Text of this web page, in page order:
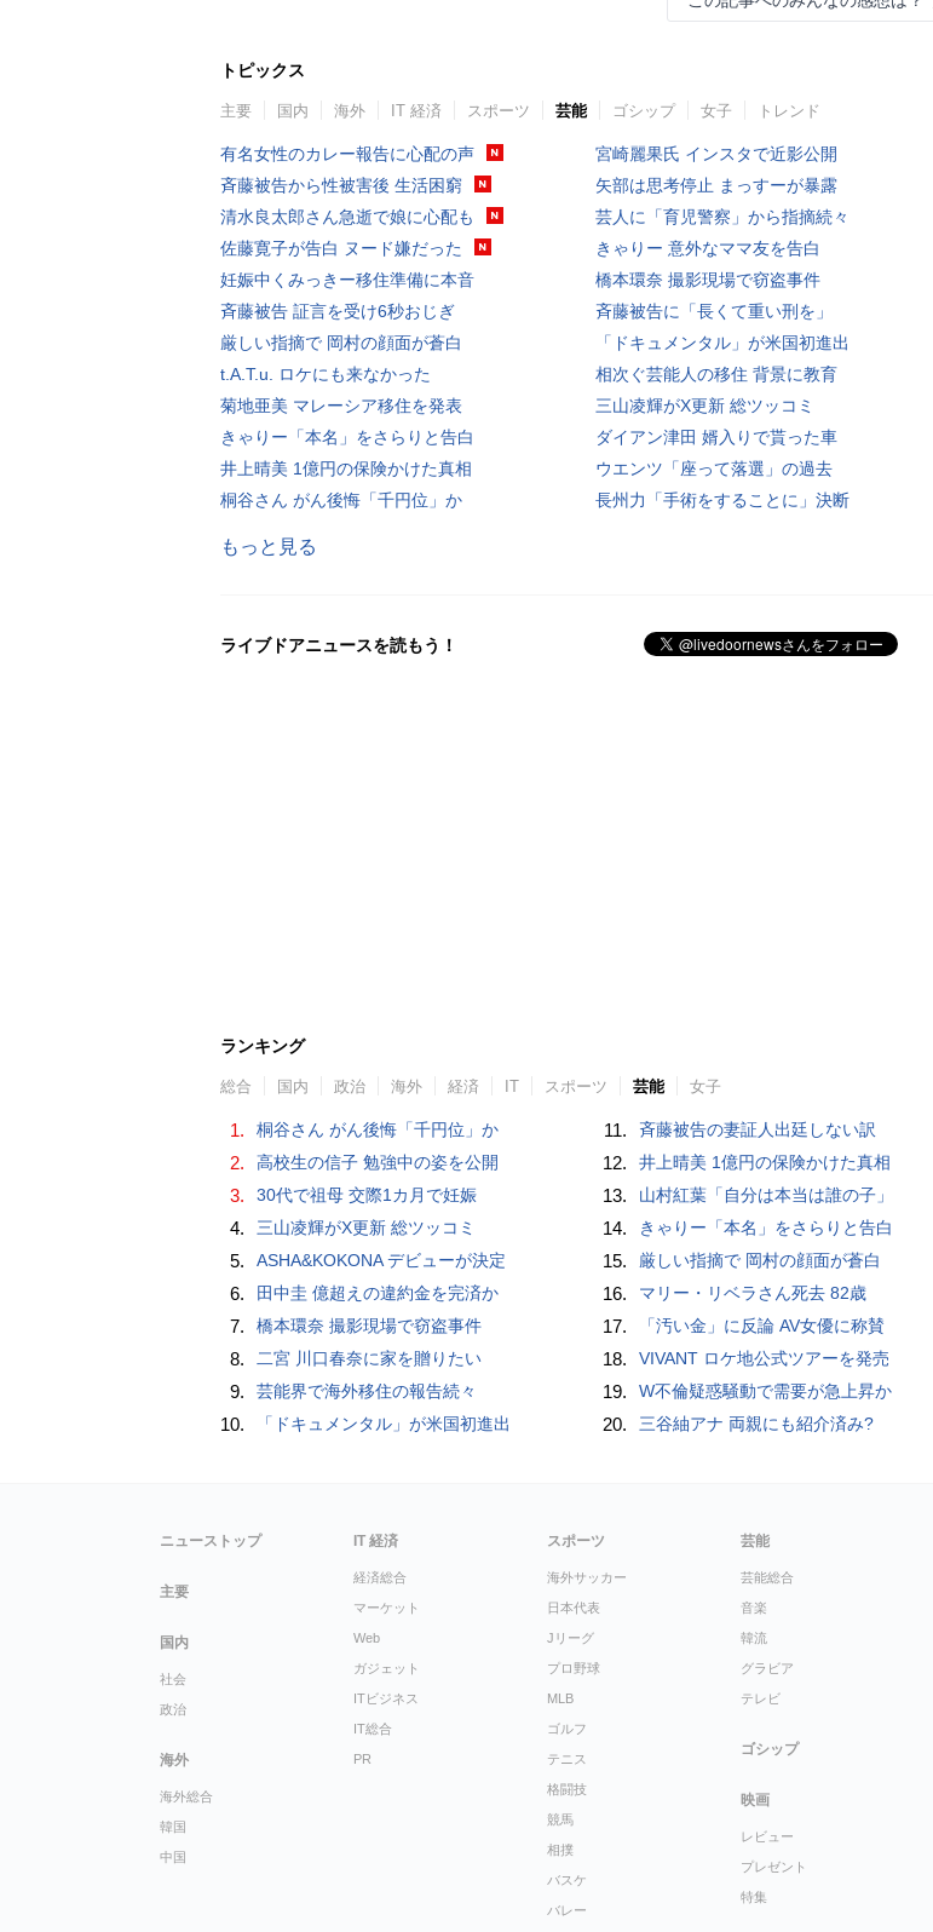
トピックス
主要 国内 海外 IT 経済 スポーツ 芸能 ゴシップ 女子 トレンド
有名女性のカレー報告に心配の声
斉藤被告から性被害後 生活困窮
清水良太郎さん急逝で娘に心配も
佐藤寛子が告白 ヌード嫌だった
妊娠中くみっきー移住準備に本音
斉藤被告 証言を受け6秒おじぎ
厳しい指摘で 岡村の顔面が蒼白
t.A.T.u. ロケにも来なかった
菊地亜美 マレーシア移住を発表
きゃりー「本名」をさらりと告白
井上晴美 1億円の保険かけた真相
桐谷さん がん後悔「千円位」か
宮崎麗果氏 インスタで近影公開
矢部は思考停止 まっすーが暴露
芸人に「育児警察」から指摘続々
きゃりー 意外なママ友を告白
橋本環奈 撮影現場で窃盗事件
斉藤被告に「長くて重い刑を」
「ドキュメンタル」が米国初進出
相次ぐ芸能人の移住 背景に教育
三山凌輝がX更新 総ツッコミ
ダイアン津田 婿入りで貰った車
ウエンツ「座って落選」の過去
長州力「手術をすることに」決断
もっと見る
ライブドアニュースを読もう！
ランキング
総合 国内 政治 海外 経済 IT スポーツ 芸能 女子
1. 桐谷さん がん後悔「千円位」か
2. 高校生の信子 勉強中の姿を公開
3. 30代で祖母 交際1カ月で妊娠
4. 三山凌輝がX更新 総ツッコミ
5. ASHA&KOKONA デビューが決定
6. 田中圭 億超えの違約金を完済か
7. 橋本環奈 撮影現場で窃盗事件
8. 二宮 川口春奈に家を贈りたい
9. 芸能界で海外移住の報告続々
10. 「ドキュメンタル」が米国初進出
11. 斉藤被告の妻証人出廷しない訳
12. 井上晴美 1億円の保険かけた真相
13. 山村紅葉「自分は本当は誰の子」
14. きゃりー「本名」をさらりと告白
15. 厳しい指摘で 岡村の顔面が蒼白
16. マリー・リベラさん死去 82歳
17. 「汚い金」に反論 AV女優に称賛
18. VIVANT ロケ地公式ツアーを発売
19. W不倫疑惑騒動で需要が急上昇か
20. 三谷紬アナ 両親にも紹介済み?
ニューストップ
主要
国内
社会
政治
海外
海外総合
韓国
中国
IT 経済
経済総合
マーケット
Web
ガジェット
ITビジネス
IT総合
PR
スポーツ
海外サッカー
日本代表
Jリーグ
プロ野球
MLB
ゴルフ
テニス
格闘技
競馬
相撲
バスケ
バレー
芸能
芸能総合
音楽
韓流
グラビア
テレビ
ゴシップ
映画
レビュー
プレゼント
特集